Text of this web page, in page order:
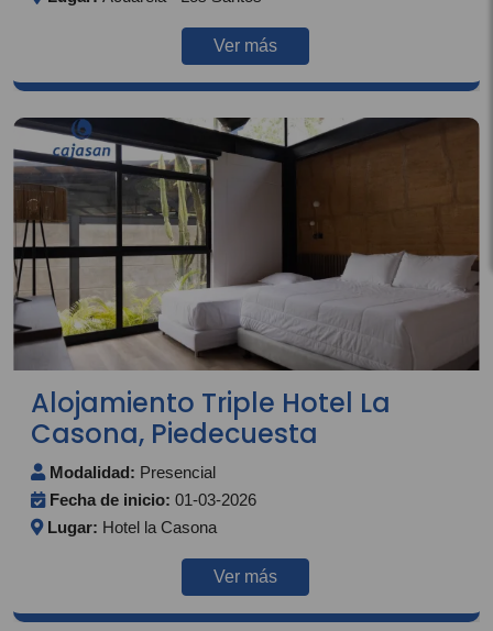
Ver más
Alojamiento Triple Hotel La
Casona, Piedecuesta
Modalidad: Presencial
Fecha de inicio: 01-03-2026
Lugar: Hotel la Casona
Ver más